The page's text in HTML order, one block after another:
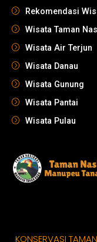
Rekomendasi
Wisata Taman
Wisata Air Terjun
Wisata Danau
Wisata Gunung
Wisata Pantai
Wisata Pulau
KONSERVASI